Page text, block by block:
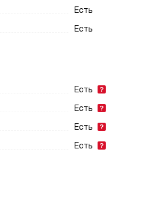
Есть
Есть
Есть
Есть
Есть
Есть